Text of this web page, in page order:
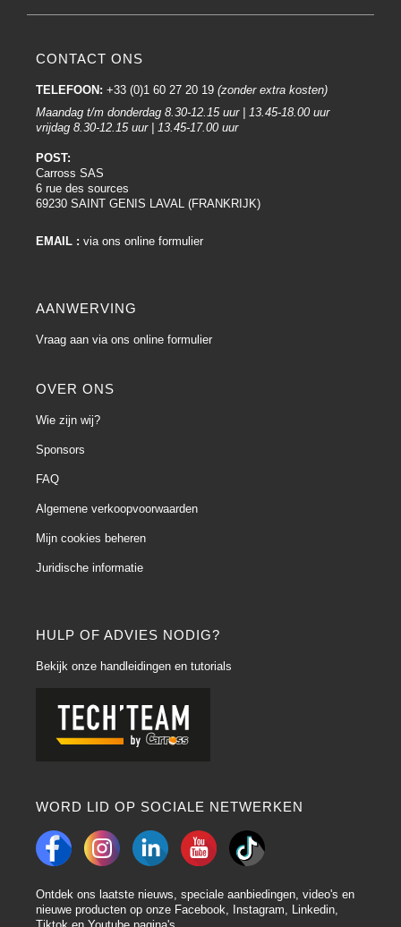
HULP OF ADVIES NODIG?
Bekijk onze handleidingen en tutorials
WORD LID OP SOCIALE NETWERKEN
Ontdek ons laatste nieuws, speciale aanbiedingen, video's en
nieuwe producten op onze Facebook, Instagram, Linkedin,
CONTACT ONS
TELEFOON: +33 (0)1 60 27 20 19 (zonder extra kosten)
Maandag t/m donderdag 8.30-12.15 uur | 13.45-18.00 uur
vrijdag 8.30-12.15 uur | 13.45-17.00 uur
POST:
Carross SAS
6 rue des sources
69230 SAINT GENIS LAVAL (FRANKRIJK)
EMAIL : via ons online formulier
AANWERVING
Vraag aan via ons online formulier
OVER ONS
Wie zijn wij?
Sponsors
FAQ
Algemene verkoopvoorwaarden
Mijn cookies beheren
Juridische informatie